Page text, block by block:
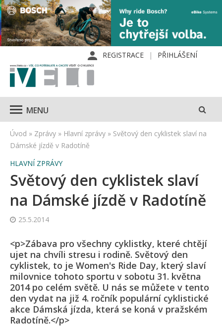
REGISTRACE PŘIHLÁŠENÍ
MENU
Úvod » Zprávy » Hlavní zprávy » Světový den cyklistek slaví na
Dámské jízdě v Radotíně
HLAVNÍ ZPRÁVY
Světový den cyklistek slaví
na Dámské jízdě v Radotíně
25.5.2014
<p>Zábava pro všechny cyklistky, které chtějí
ujet na chvíli stresu i rodině. Světový den
cyklistek, to je Women's Ride Day, který slaví
milovnice tohoto sportu v sobotu 31. května
2014 po celém světě. U nás se můžete v tento
den vydat na již 4. ročník populární cyklistické
akce Dámská jízda, která se koná v pražském
Radotíně.</p>